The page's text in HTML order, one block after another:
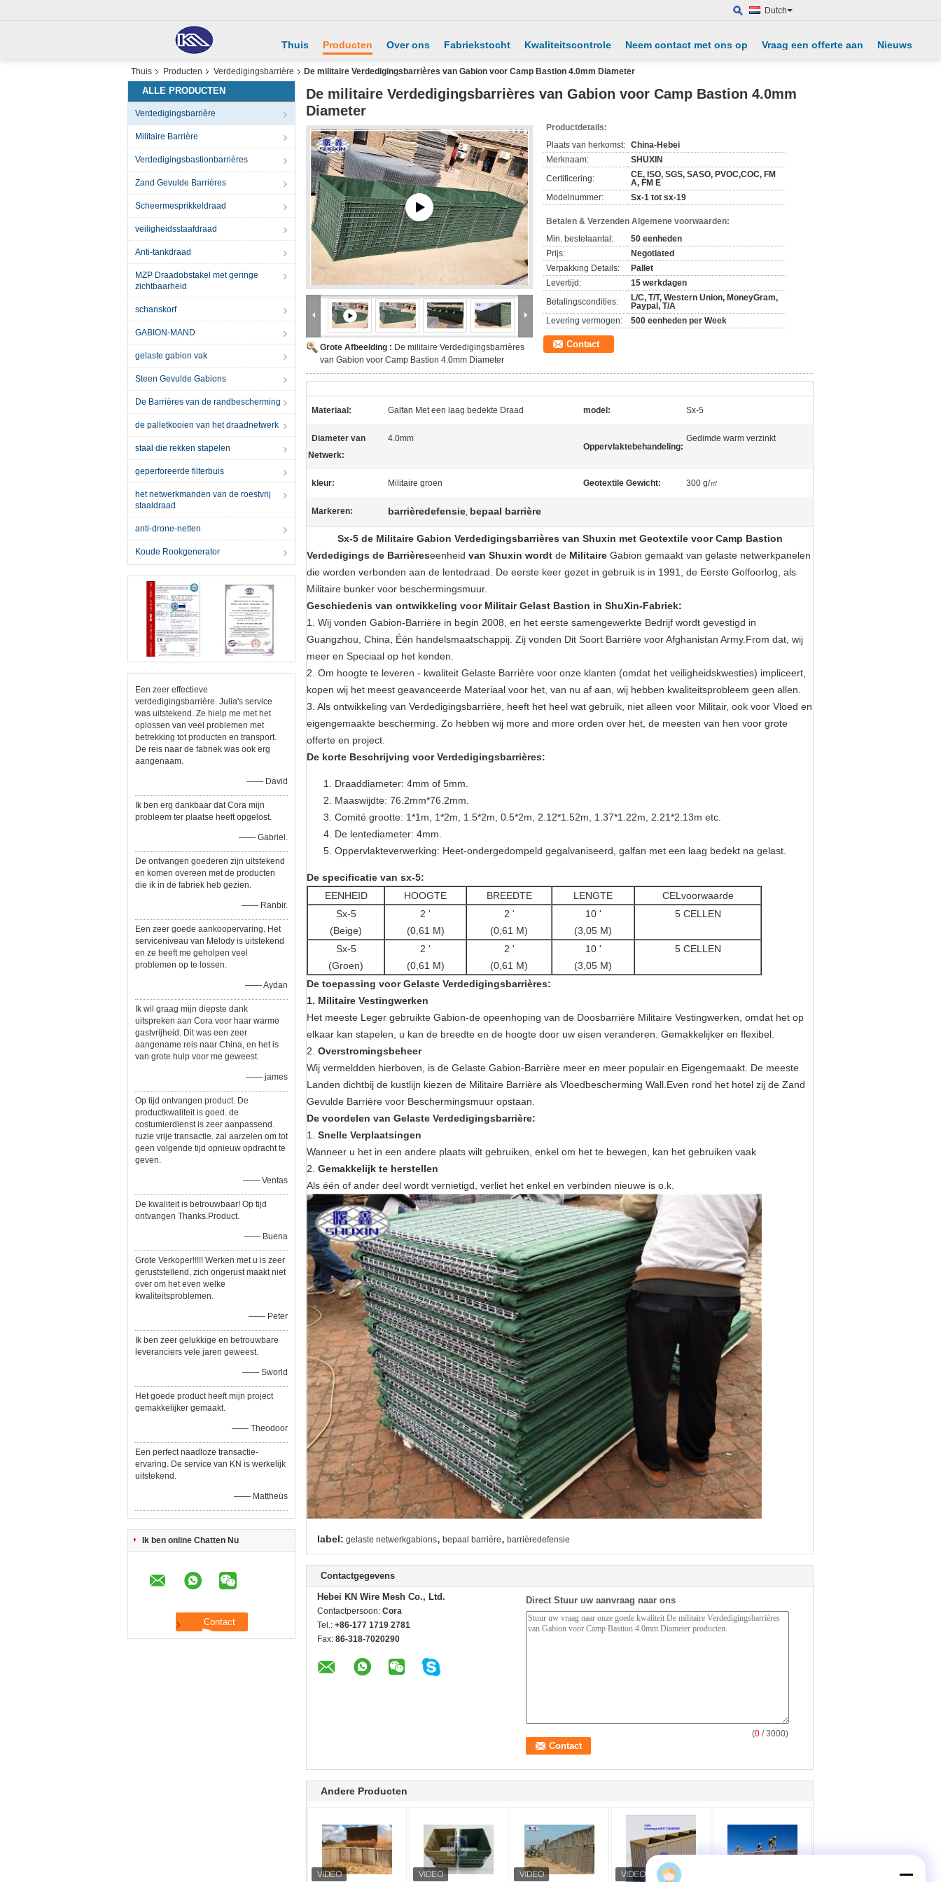
Dutch
Thuis Producten Over ons Fabriekstocht Kwaliteitscontrole Neem contact met ons op Vraag een offerte aan Nieuws
Thuis Producten Verdedigingsbarrière De militaire Verdedigingsbarrières van Gabion voor Camp Bastion 4.0mm Diameter
ALLE PRODUCTEN
Verdedigingsbarrière
Militaire Barrière
Verdedigingsbastionbarrières
Zand Gevulde Barrières
Scheermesprikkeldraad
veiligheidsstaafdraad
Anti-tankdraad
MZP Draadobstakel met geringe
zichtbaarheid
schanskorf
GABION-MAND
gelaste gabion vak
Steen Gevulde Gabions
De Barrières van de randbescherming
de palletkooien van het draadnetwerk
staal die rekken stapelen
geperforeerde filterbuis
het netwerkmanden van de roestvrij
staaldraad
anti-drone-netten
Koude Rookgenerator
Een zeer effectieve
verdedigingsbarrière. Julia's service
was uitstekend. Ze hielp me met het
oplossen van veel problemen met
betrekking tot producten en transport.
De reis naar de fabriek was ook erg
aangenaam.
—— David
Ik ben erg dankbaar dat Cora mijn
probleem ter plaatse heeft opgelost.
—— Gabriel.
De ontvangen goederen zijn uitstekend
en komen overeen met de producten
die ik in de fabriek heb gezien.
—— Ranbir.
Een zeer goede aankoopervaring. Het
serviceniveau van Melody is uitstekend
en ze heeft me geholpen veel
problemen op te lossen.
—— Aydan
Ik wil graag mijn diepste dank
uitspreken aan Cora voor haar warme
gastvrijheid. Dit was een zeer
aangename reis naar China, en het is
van grote hulp voor me geweest.
—— james
Op tijd ontvangen product. De
productkwaliteit is goed. de
costumierdienst is zeer aanpassend.
ruzie vrije transactie. zal aarzelen om tot
geen volgende tijd opnieuw opdracht te
geven.
—— Ventas
De kwaliteit is betrouwbaar! Op tijd
ontvangen Thanks.Product.
—— Buena
Grote Verkoper!!!!! Werken met u is zeer
geruststellend, zich ongerust maakt niet
over om het even welke
kwaliteitsproblemen.
—— Peter
Ik ben zeer gelukkige en betrouwbare
leveranciers vele jaren geweest.
—— Sworld
Het goede product heeft mijn project
gemakkelijker gemaakt.
—— Theodoor
Een perfect naadloze transactie-
ervaring. De service van KN is werkelijk
uitstekend.
—— Mattheüs
Ik ben online Chatten Nu
De militaire Verdedigingsbarrières van Gabion voor Camp Bastion 4.0mm
Diameter
Grote Afbeelding : De militaire Verdedigingsbarrières
van Gabion voor Camp Bastion 4.0mm Diameter
Productdetails:
Plaats van herkomst: China-Hebei
Merknaam:
SHUXIN
Certificering:
CE, ISO, SGS, SASO, PVOC,COC, FM
A, FM E
Modelnummer:
Sx-1 tot sx-19
Betalen & Verzenden Algemene voorwaarden:
Min. bestelaantal:
50 eenheden
Prijs:
Negotiated
Verpakking Details:
Pallet
Levertijd:
15 werkdagen
Betalingscondities:
L/C, T/T, Western Union, MoneyGram,
Paypal, T/A
Levering vermogen:
500 eenheden per Week
Contact
Materiaal: Galfan Met een laag bedekte Draad model: Sx-5
Diameter van
Netwerk:
4.0mm
Oppervlaktebehandeling:
Gedimde warm verzinkt
kleur: Militaire groen Geotextile Gewicht: 300 g/㎡
Markeren: barrièredefensie, bepaal barrière
Sx-5 de Militaire Gabion Verdedigingsbarrières van Shuxin met Geotextile voor Camp Bastion
Verdedigings de Barrièreseenheid van Shuxin wordt de Militaire Gabion gemaakt van gelaste netwerkpanelen
die worden verbonden aan de lentedraad. De eerste keer gezet in gebruik is in 1991, de Eerste Golfoorlog, als
Militaire bunker voor beschermingsmuur.
Geschiedenis van ontwikkeling voor Militair Gelast Bastion in ShuXin-Fabriek:
1. Wij vonden Gabion-Barrière in begin 2008, en het eerste samengewerkte Bedrijf wordt gevestigd in
Guangzhou, China, Één handelsmaatschappij. Zij vonden Dit Soort Barrière voor Afghanistan Army.From dat, wij
meer en Speciaal op het kenden.
2. Om hoogte te leveren - kwaliteit Gelaste Barrière voor onze klanten (omdat het veiligheidskwesties) impliceert,
kopen wij het meest geavanceerde Materiaal voor het, van nu af aan, wij hebben kwaliteitsprobleem geen allen.
3. Als ontwikkeling van Verdedigingsbarrière, heeft het heel wat gebruik, niet alleen voor Militair, ook voor Vloed en
eigengemaakte bescherming. Zo hebben wij more and more orden over het, de meesten van hen voor grote
offerte en project.
De korte Beschrijving voor Verdedigingsbarrières:
Draaddiameter: 4mm of 5mm.
Maaswijdte: 76.2mm*76.2mm.
Comité grootte: 1*1m, 1*2m, 1.5*2m, 0.5*2m, 2.12*1.52m, 1.37*1.22m, 2.21*2.13m etc.
De lentediameter: 4mm.
Oppervlakteverwerking: Heet-ondergedompeld gegalvaniseerd, galfan met een laag bedekt na gelast.
De specificatie van sx-5:
EENHEID
HOOGTE BREEDTE LENGTE
CELvoorwaarde
Sx-5
(Beige)
2 '
(0,61 M)
2 '
(0,61 M)
10 '
(3,05 M)
5 CELLEN
Sx-5
(Groen)
2 '
(0,61 M)
2 '
(0,61 M)
10 '
(3,05 M)
5 CELLEN
De toepassing voor Gelaste Verdedigingsbarrières:
1. Militaire Vestingwerken
Het meeste Leger gebruikte Gabion-de opeenhoping van de Doosbarrière Militaire Vestingwerken, omdat het op
elkaar kan stapelen, u kan de breedte en de hoogte door uw eisen veranderen. Gemakkelijker en flexibel.
2. Overstromingsbeheer
Wij vermeldden hierboven, is de Gelaste Gabion-Barrière meer en meer populair en Eigengemaakt. De meeste
Landen dichtbij de kustlijn kiezen de Militaire Barrière als Vloedbescherming Wall.Even rond het hotel zij de Zand
Gevulde Barrière voor Beschermingsmuur opstaan.
De voordelen van Gelaste Verdedigingsbarrière:
1. Snelle Verplaatsingen
Wanneer u het in een andere plaats wilt gebruiken, enkel om het te bewegen, kan het gebruiken vaak
2. Gemakkelijk te herstellen
Als één of ander deel wordt vernietigd, verliet het enkel en verbinden nieuwe is o.k.
label: gelaste netwerkgabions, bepaal barrière, barrièredefensie
Contactgegevens
Hebei KN Wire Mesh Co., Ltd.
Contactpersoon: Cora
Tel.: +86-177 1719 2781
Fax: 86-318-7020290
Direct Stuur uw aanvraag naar ons
(0 / 3000)
Andere Producten